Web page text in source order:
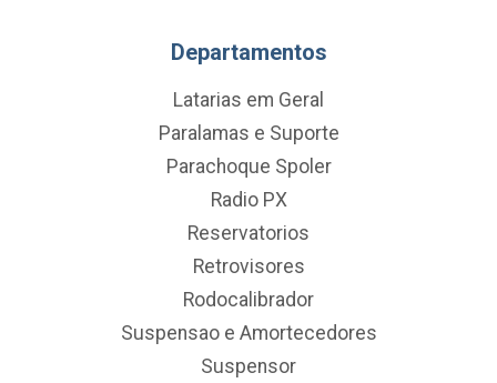
Departamentos
Latarias em Geral
Paralamas e Suporte
Parachoque Spoler
Radio PX
Reservatorios
Retrovisores
Rodocalibrador
Suspensao e Amortecedores
Suspensor